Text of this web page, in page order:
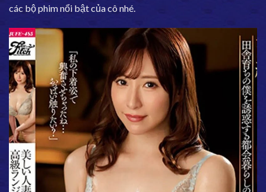
các bộ phim nổi bật của cô nhé.